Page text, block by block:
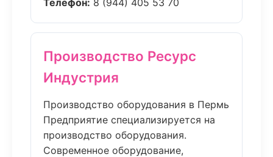
Телефон: 8 (944) 405 53 70
Производство Ресурс
Индустрия
Производство оборудования в Пермь
Предприятие специализируется на
производство оборудования.
Современное оборудование,